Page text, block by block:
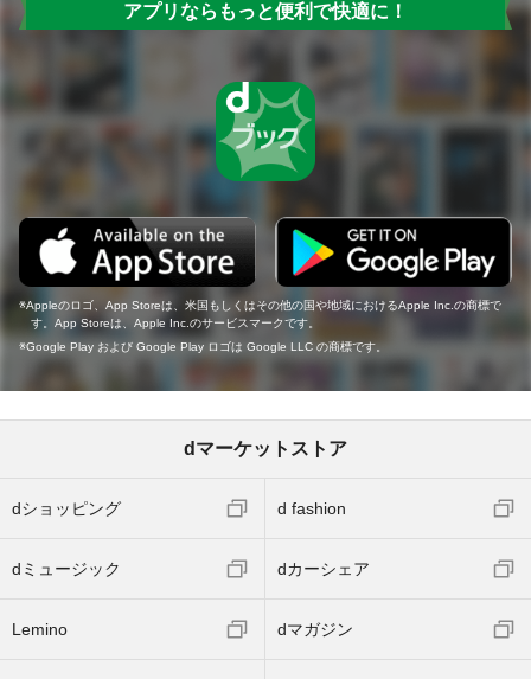
アプリならもっと便利で快適に！
Appleのロゴ、App Storeは、米国もしくはその他の国や地域におけるApple Inc.の商標で
す。App Storeは、Apple Inc.のサービスマークです。
Google Play および Google Play ロゴは Google LLC の商標です。
dマーケットストア
dショッピング d fashion
dミュージック dカーシェア
Lemino dマガジン